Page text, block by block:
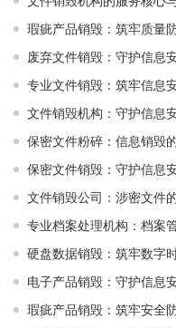
瑕疵产品销毁：筑牢质量
废弃文件销毁：守护信息
专业文件销毁：筑牢信息
文件销毁机构：守护信息
保密文件粉碎：信息销毁
保密文件销毁：守护信息
文件销毁公司：涉密文件
专业档案处理机构：档案
硬盘数据销毁：筑牢数字
电子产品销毁：守护信息
瑕疵产品销毁：筑牢安全